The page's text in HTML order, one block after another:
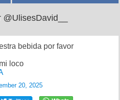
bebida por favor
loco
20, 2025